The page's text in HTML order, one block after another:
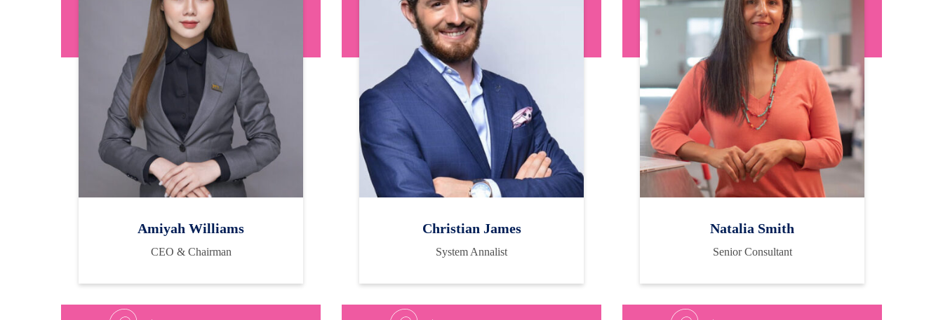
Amiyah Williams
CEO & Chairman
Christian James
System Annalist
Natalia Smith
Senior Consultant